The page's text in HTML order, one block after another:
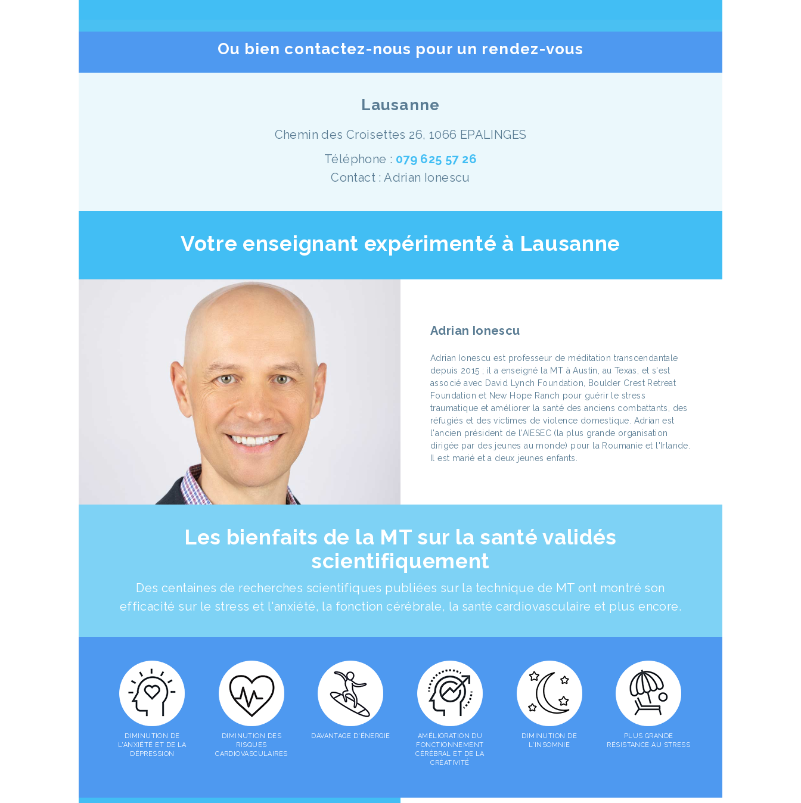
Ou bien contactez-nous pour un rendez-vous
Lausanne
Chemin des Croisettes 26, 1066 EPALINGES
Téléphone : 079 625 57 26
Contact : Adrian Ionescu
Votre enseignant expérimenté à Lausanne
Adrian Ionescu
Adrian Ionescu est professeur de méditation transcendantale
depuis 2015 ; il a enseigné la MT à Austin, au Texas, et s'est
associé avec David Lynch Foundation, Boulder Crest Retreat
Foundation et New Hope Ranch pour guérir le stress
traumatique et améliorer la santé des anciens combattants, des
réfugiés et des victimes de violence domestique. Adrian est
l'ancien président de l'AIESEC (la plus grande organisation
dirigée par des jeunes au monde) pour la Roumanie et l'Irlande.
Il est marié et a deux jeunes enfants.
Les bienfaits de la MT sur la santé validés
scientifiquement
Des centaines de recherches scientifiques publiées sur la technique de MT ont montré son
efficacité sur le stress et l'anxiété, la fonction cérébrale, la santé cardiovasculaire et plus encore.
DIMINUTION DE
L'ANXIÉTÉ ET DE LA
DÉPRESSION
DIMINUTION DES
RISQUES
CARDIOVASCULAIRES
DAVANTAGE D'ÉNERGIE
AMÉLIORATION DU
FONCTIONNEMENT
CÉRÉBRAL ET DE LA
CRÉATIVITÉ
DIMINUTION DE
L'INSOMNIE
PLUS GRANDE
RÉSISTANCE AU STRESS